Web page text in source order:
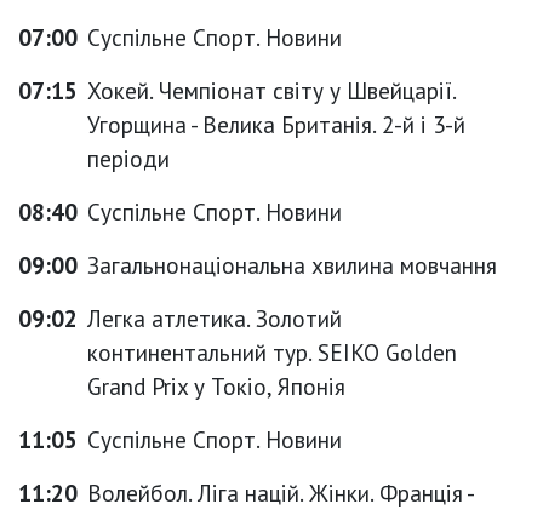
07:00 Суспільне Спорт. Новини
07:15 Хокей. Чемпіонат світу у Швейцарії.
Угорщина - Велика Британія. 2-й і 3-й
періоди
08:40 Суспільне Спорт. Новини
09:00 Загальнонаціональна хвилина мовчання
09:02 Легка атлетика. Золотий
континентальний тур. SEIKO Golden
Grand Prix у Токіо, Японія
11:05 Суспільне Спорт. Новини
11:20 Волейбол. Ліга націй. Жінки. Франція -